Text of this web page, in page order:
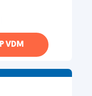
VDM